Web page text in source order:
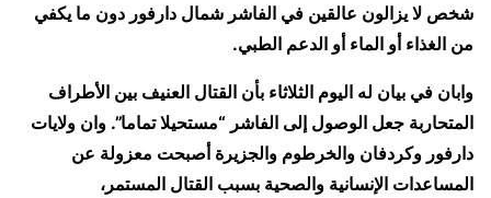
شخص لا يزالون عالقين في الفاشر شمال دارفور دون ما يكفي
من الغذاء أو الماء أو الدعم الطبي.
وابان في بيان له اليوم الثلاثاء بأن القتال العنيف بين الأطراف
المتحاربة جعل الوصول إلى الفاشر “مستحيلا تماما”. وان ولايات
دارفور وكردفان والخرطوم والجزيرة أصبحت معزولة عن
المساعدات الإنسانية والصحية بسبب القتال المستمر،